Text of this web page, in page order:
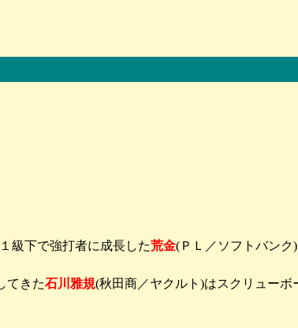
１級下で強打者に成長した荒金(ＰＬ／ソフトバンク
てきた石川雅規(秋田商／ヤクルト)はスクリューボ